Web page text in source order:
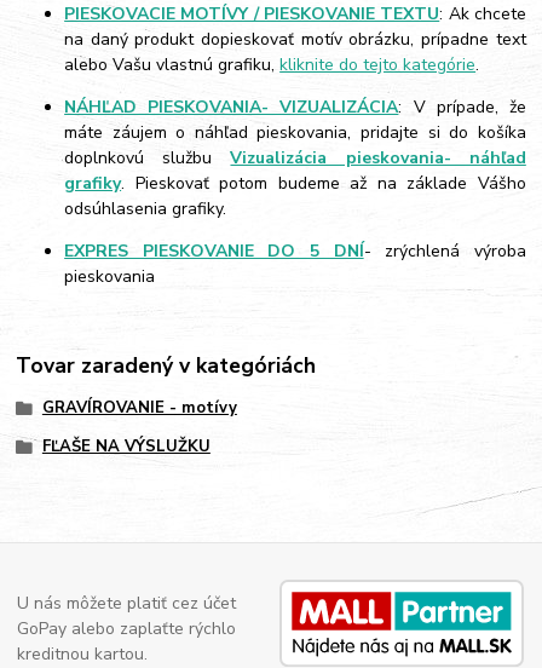
PIESKOVACIE MOTÍVY / PIESKOVANIE TEXTU: Ak chcete
na daný produkt dopieskovať motív obrázku, prípadne text
alebo Vašu vlastnú grafiku,kliknite do tejto kategórie.
NÁHĽAD PIESKOVANIA- VIZUALIZÁCIA: V prípade, že
máte záujem o náhľad pieskovania, pridajte si do košíka
doplnkovú službuVizualizácia pieskovania- náhľad
grafiky. Pieskovať potom budeme až na základe Vášho
odsúhlasenia grafiky.
EXPRES PIESKOVANIE DO 5 DNÍ- zrýchlená výroba
pieskovania
Tovar zaradený v kategóriách
GRAVÍROVANIE - motívy
FĽAŠE NA VÝSLUŽKU
U nás môžete platiť cez účet
GoPay alebo zaplaťte rýchlo
kreditnou kartou.